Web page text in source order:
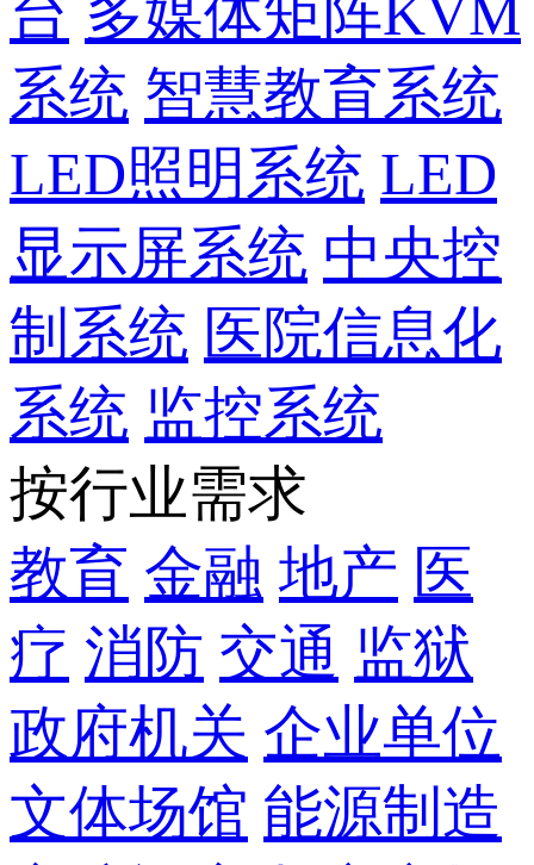
台 多媒体矩阵KVM
系统 智慧教育系统
LED照明系统 LED
显示屏系统 中央控
制系统 医院信息化
系统 监控系统
按行业需求
教育 金融 地产 医
疗 消防 交通 监狱
政府机关 企业单位
文体场馆 能源制造